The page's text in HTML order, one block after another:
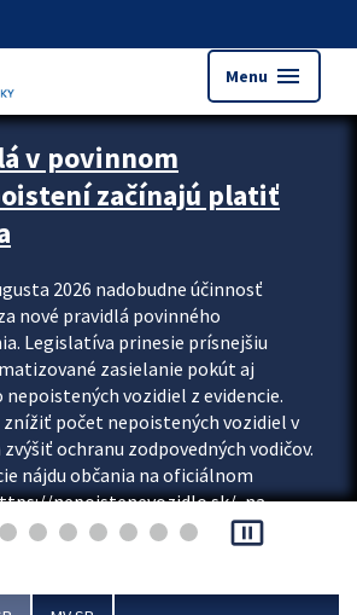
Menu menu
upútavok
v povinnom
začínajú platiť
2026 nadobudne účinnosť
nové pravidlá povinného
Legislatíva prinesie prísnejšiu
zasielanie pokút aj
vozidiel z evidencie.
počet nepoistených vozidiel v
ochranu zodpovedných vodičov.
nájdu občania na oficiálnom
nepoistenevozidlo.sk/, na
pribudne aj možnosť overiť si...
pause_presentation